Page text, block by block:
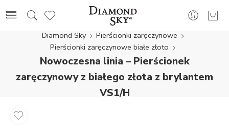
Diamond Sky
Pierścionki zaręczynowe
Pierścionki zaręczynowe białe złoto
Nowoczesna linia – Pierścionek
zaręczynowy z białego złota z brylantem
VS1/H